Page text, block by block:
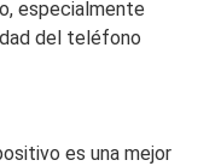
especialmente
del teléfono
es una mejor